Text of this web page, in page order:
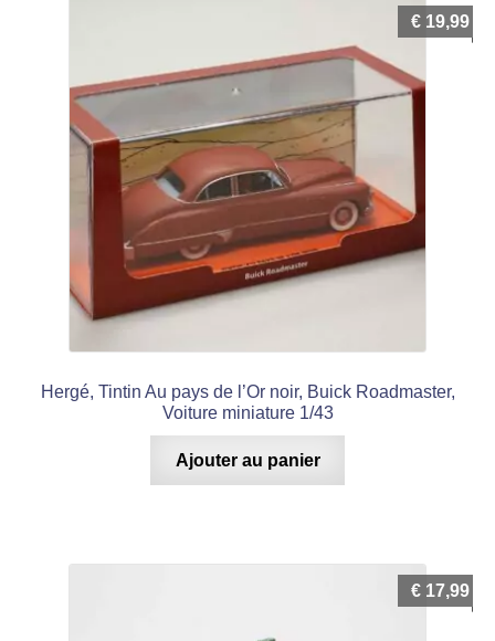
Hergé, Tintin Au pays de l’Or noir, Buick Roadmaster,
Voiture miniature 1/43
€ 19,99
Ajouter au panier
€ 17,99